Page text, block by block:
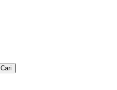
Cari